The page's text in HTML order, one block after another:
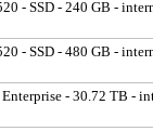
- SSD - 240 GB -
- SSD - 480 GB -
- 30.72 TB -